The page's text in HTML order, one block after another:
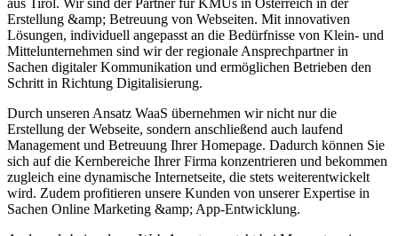
Erstellung &amp; Betreuung von Webseiten. Mit innovativen
Lösungen, individuell angepasst an die Bedürfnisse von Klein- und
Mittelunternehmen sind wir der regionale Ansprechpartner in
Sachen digitaler Kommunikation und ermöglichen Betrieben den
Schritt in Richtung Digitalisierung.
Durch unseren Ansatz WaaS übernehmen wir nicht nur die
Erstellung der Webseite, sondern anschließend auch laufend
Management und Betreuung Ihrer Homepage. Dadurch können Sie
sich auf die Kernbereiche Ihrer Firma konzentrieren und bekommen
zugleich eine dynamische Internetseite, die stets weiterentwickelt
wird. Zudem profitieren unsere Kunden von unserer Expertise in
Sachen Online Marketing &amp; App-Entwicklung.